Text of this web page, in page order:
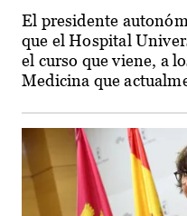
El presidente
que el Hospital
el curso que viene, a
Medicina que